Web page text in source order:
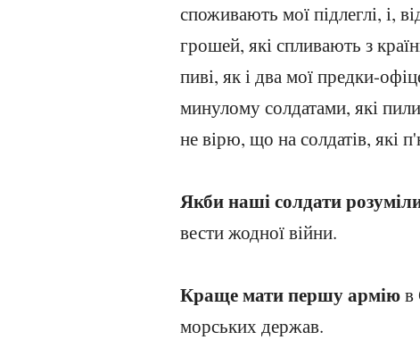
споживають мої підлеглі, і,
грошей, які спливають з
пиві, як і два мої предки-
минулому солдатами, які
не вірю, що на солдатів, які
Якби наші солдати
вести жодної війни.
Краще мати першу арміюв
морських держав.